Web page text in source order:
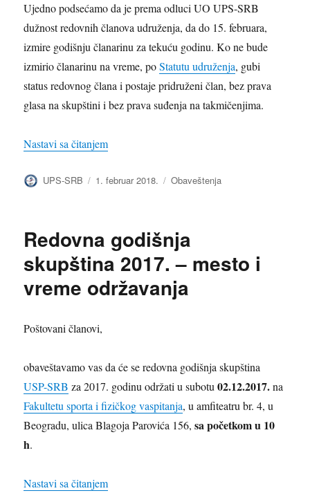
Ujedno podsećamo da je prema odluci UO UPS-SRB
dužnost redovnih članova udruženja, da do 15. februara,
izmire godišnju članarinu za tekuću godinu. Ko ne bude
izmirio članarinu na vreme, poStatutu udruženja, gubi
status redovnog člana i postaje pridruženi član, bez prava
glasa na skupštini i bez prava suđenja na takmičenjima.
Nastavi sa čitanjem„Članarina i izveštaj o suđenjima 2017.“
Autor
UPS-SRB Objavljeno
1. februar 2018. Kategorije
Obaveštenja
Redovna godišnja
skupština 2017. – mesto i
vreme održavanja
Poštovani članovi,
obaveštavamo vas da će se redovna godišnja skupština
USP-SRB za 2017. godinu održati u subotu02.12.2017.na
Fakultetu sporta i fizičkog vaspitanja, u amfiteatru br. 4, u
Beogradu, ulica Blagoja Parovića 156,sa početkom u 10
h.
Nastavi sa čitanjem„Redovna godišnja skupština 2017. – mesto i